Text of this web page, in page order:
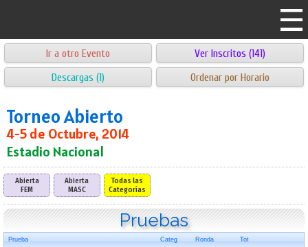
Ir a otro Evento
Ver Inscritos (141)
Descargas (1)
Ordenar por Horario
Torneo Abierto
4-5 de Octubre, 2014
Estadio Nacional
Abierta
FEM
Abierta
MASC
Todas las
Categorías
Pruebas
Prueba Categ Ronda Tot